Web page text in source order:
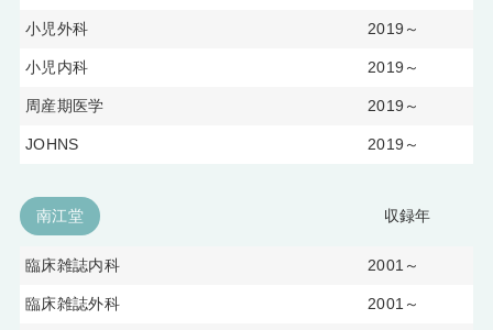
小児外科 2019～
小児内科 2019～
周産期医学 2019～
JOHNS 2019～
南江堂 収録年
臨床雑誌内科 2001～
臨床雑誌外科 2001～